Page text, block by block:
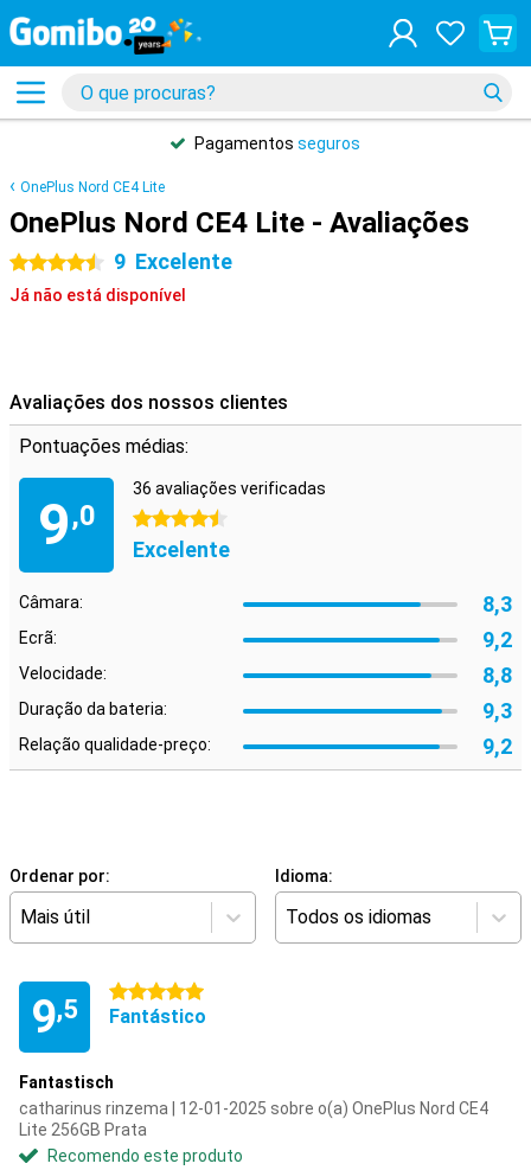
Pagamentos seguros
OnePlus Nord CE4 Lite
OnePlus Nord CE4 Lite - Avaliações
4.5 estrelas 9 Excelente
Já não está disponível
Avaliações dos nossos clientes
Pontuações médias:
9,0
36 avaliações verificadas
4.5 estrelas
Excelente
Câmara: 8,3
Ecrã: 9,2
Velocidade: 8,8
Duração da bateria: 9,3
Relação qualidade-preço: 9,2
Ordenar por:
Mais útil
Idioma:
Todos os idiomas
9,5
5 estrelas
Fantástico
Fantastisch
catharinus rinzema | 12-01-2025 sobre o(a) OnePlus Nord CE4
Lite 256GB Prata
Recomendo este produto